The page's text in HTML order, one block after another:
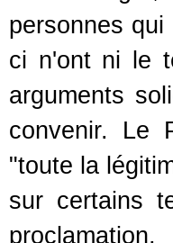
personnes
ci n'ont ni le
arguments
convenir. Le
"toute la
sur certains